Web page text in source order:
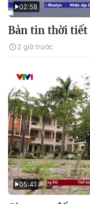
02:58
Bản tin thời
2 giờ trước
05:41